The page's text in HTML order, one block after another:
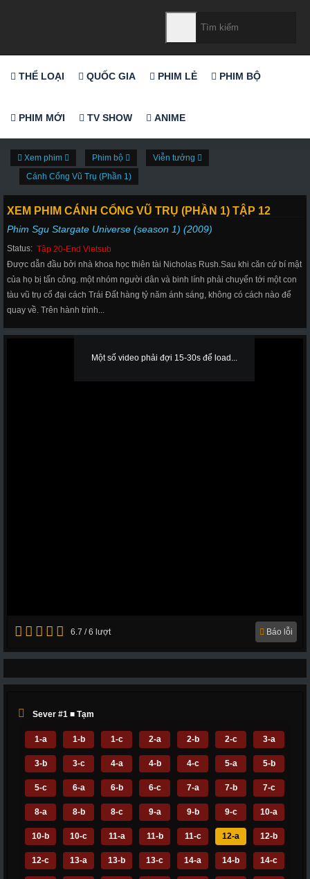
THỂ LOẠI QUỐC GIA PHIM LẺ PHIM BỘ
PHIM MỚI TV SHOW ANIME
Xem phim Phim bộ
Viễn tưởng
Cánh Cổng Vũ Trụ (Phần 1)
XEM PHIM CÁNH CỔNG VŨ TRỤ (PHẦN 1) TẬP 12
Phim Sgu Stargate Universe (season 1) (2009)
Status: Tập 20-End Vietsub
Được dẫn đầu bởi nhà khoa học thiên tài Nicholas Rush.Sau khi căn cứ bí mật
của họ bị tấn công. một nhóm người dân và binh lính phải chuyển tới một con
tàu vũ trụ cổ đại cách Trái Đất hàng tỷ năm ánh sáng, không có cách nào để
quay về. Trên hành trình...
Một số video phải đợi 15-30s để load...
6.7 / 6 lượt Báo lỗi
Sever #1 ■ Tạm
1-a 1-b 1-c 2-a 2-b 2-c 3-a
3-b 3-c 4-a 4-b 4-c 5-a 5-b
5-c 6-a 6-b 6-c 7-a 7-b 7-c
8-a 8-b 8-c 9-a 9-b 9-c 10-a
10-b 10-c 11-a 11-b 11-c 12-a 12-b
12-c 13-a 13-b 13-c 14-a 14-b 14-c